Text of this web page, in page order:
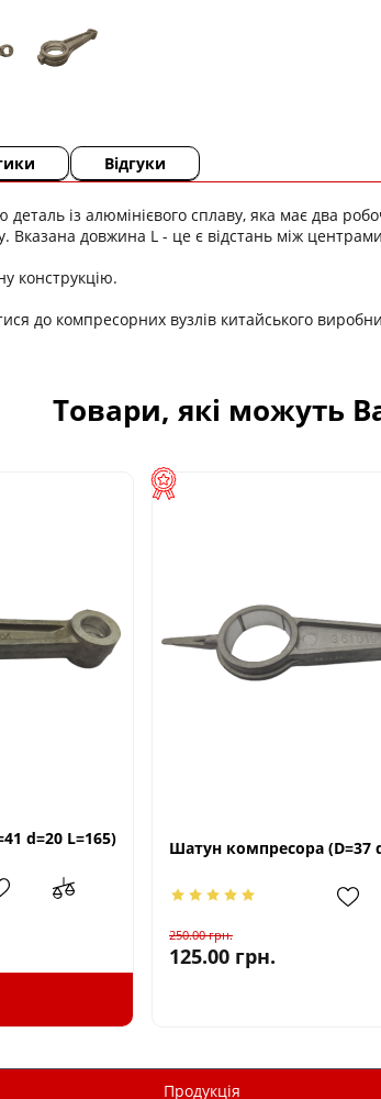
Відгуки
деталь із алюмінієвого сплаву, яка має два
Вказана довжина L - це є відстань між
конструкцію.
до компресорних вузлів китайського
Товари, які можуть
d=20 L=165) Шатун компресора (D=37
250.00грн.
125.00 грн.
Продукція